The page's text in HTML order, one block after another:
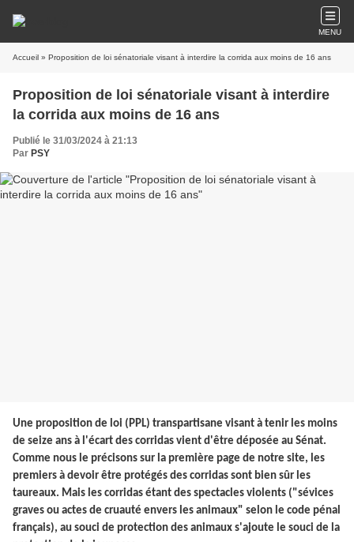
MENU
Accueil » Proposition de loi sénatoriale visant à interdire la corrida aux moins de 16 ans
Proposition de loi sénatoriale visant à interdire
la corrida aux moins de 16 ans
Publié le 31/03/2024 à 21:13
Par PSY
Une proposition de loi (PPL) transpartisane visant à tenir les moins
de seize ans à l'écart des corridas vient d'être déposée au Sénat.
Comme nous le précisons sur la première page de notre site, les
premiers à devoir être protégés des corridas sont bien sûr les
taureaux. Mais les corridas étant des spectacles violents ("sévices
graves ou actes de cruauté envers les animaux" selon le code pénal
français), au souci de protection des animaux s'ajoute le souci de la